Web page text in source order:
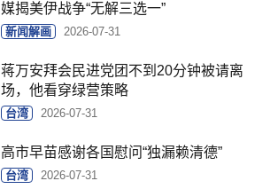
媒揭美伊战争“无解三选一”
新闻解画 2026-07-31
蒋万安拜会民进党团不到20分钟被请离
场，他看穿绿营策略
台湾 2026-07-31
高市早苗感谢各国慰问“独漏赖清德”
台湾 2026-07-31